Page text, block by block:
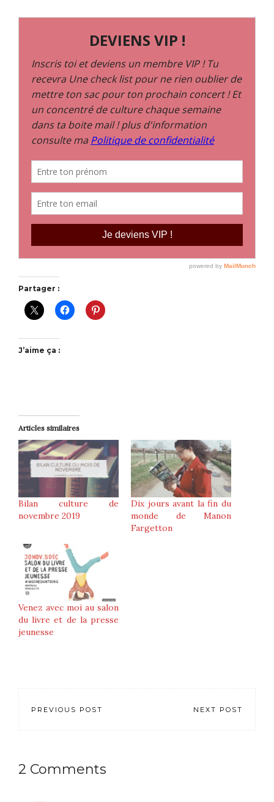
Partager :
J’aime ça :
Articles similaires
Bilan culture de
novembre 2019
Dix jours avant la fin du
monde de Manon
Fargetton
Venez avec moi au salon
du livre et de la presse
jeunesse
PREVIOUS POST NEXT POST
2 Comments